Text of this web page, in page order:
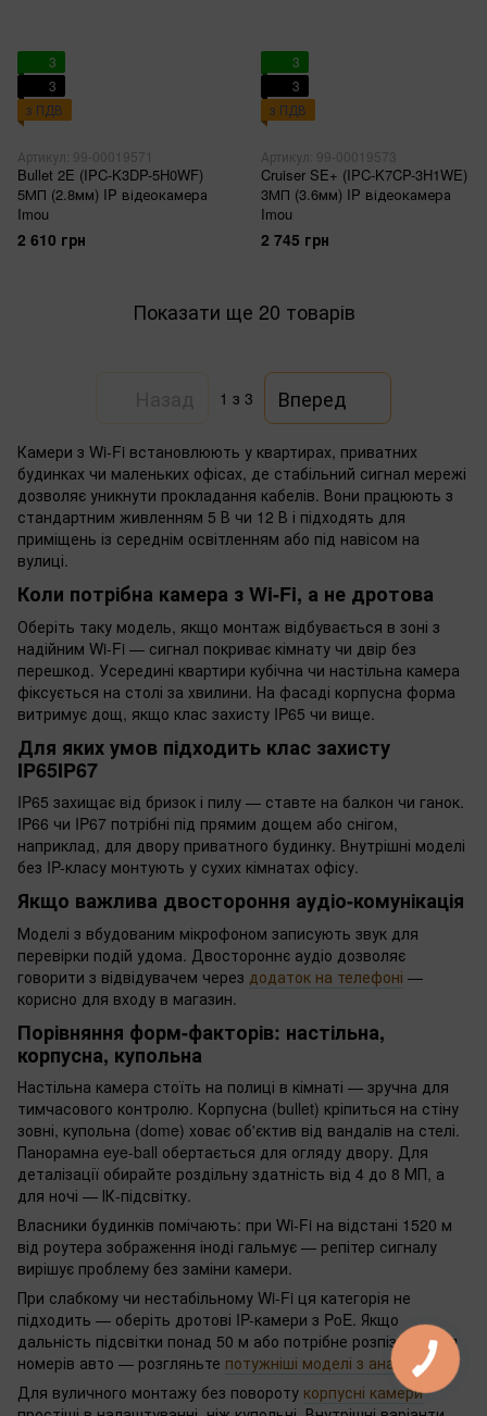
3
3
з ПДВ
Артикул: 99-00019571
Bullet 2E (IPC-K3DP-5H0WF)
5МП (2.8мм) IP відеокамера
Imou
2 610 грн
3
3
з ПДВ
Артикул: 99-00019573
Cruiser SE+ (IPC-K7CP-3H1WE)
3МП (3.6мм) IP відеокамера
Imou
2 745 грн
Показати ще 20 товарів
1 з 3 Вперед
Камери з Wi-Fi встановлюють у квартирах, приватних
будинках чи маленьких офісах, де стабільний сигнал мережі
дозволяє уникнути прокладання кабелів. Вони працюють з
стандартним живленням 5 В чи 12 В і підходять для
приміщень із середнім освітленням або під навісом на
вулиці.
Коли потрібна камера з Wi-Fi, а не дротова
Оберіть таку модель, якщо монтаж відбувається в зоні з
надійним Wi-Fi — сигнал покриває кімнату чи двір без
перешкод. Усередині квартири кубічна чи настільна камера
фіксується на столі за хвилини. На фасаді корпусна форма
витримує дощ, якщо клас захисту IP65 чи вище.
Для яких умов підходить клас захисту
IP65IP67
IP65 захищає від бризок і пилу — ставте на балкон чи ганок.
IP66 чи IP67 потрібні під прямим дощем або снігом,
наприклад, для двору приватного будинку. Внутрішні моделі
без IP-класу монтують у сухих кімнатах офісу.
Якщо важлива двостороння аудіо-комунікація
Моделі з вбудованим мікрофоном записують звук для
перевірки подій удома. Двостороннє аудіо дозволяє
говорити з відвідувачем через додаток на телефоні —
корисно для входу в магазин.
Порівняння форм-факторів: настільна,
корпусна, купольна
Настільна камера стоїть на полиці в кімнаті — зручна для
тимчасового контролю. Корпусна (bullet) кріпиться на стіну
зовні, купольна (dome) ховає об'єктив від вандалів на стелі.
Панорамна eye-ball обертається для огляду двору. Для
деталізації обирайте роздільну здатність від 4 до 8 МП, а
для ночі — ІК-підсвітку.
Власники будинків помічають: при Wi-Fi на відстані 1520 м
від роутера зображення іноді гальмує — репітер сигналу
вирішує проблему без заміни камери.
При слабкому чи нестабільному Wi-Fi ця категорія не
підходить — оберіть дротові IP-камери з PoE. Якщо
дальність підсвітки понад 50 м або потрібне розпізнавання
номерів авто — розгляньте потужніші моделі з аналітикою
Для вуличного монтажу без повороту корпусні камери